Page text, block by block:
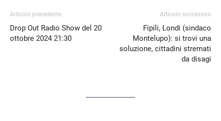
Articolo precedente
Drop Out Radio Show del 20
ottobre 2024 21:30
Articolo successivo
Fipili, Londi (sindaco
Montelupo): si trovi una
soluzione, cittadini stremati
da disagi